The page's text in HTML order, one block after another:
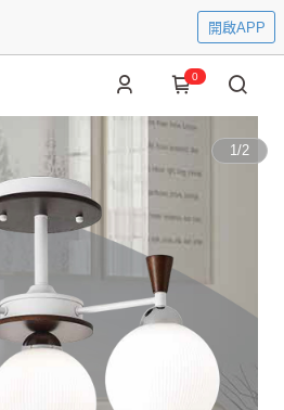
開啟APP
0
1/2